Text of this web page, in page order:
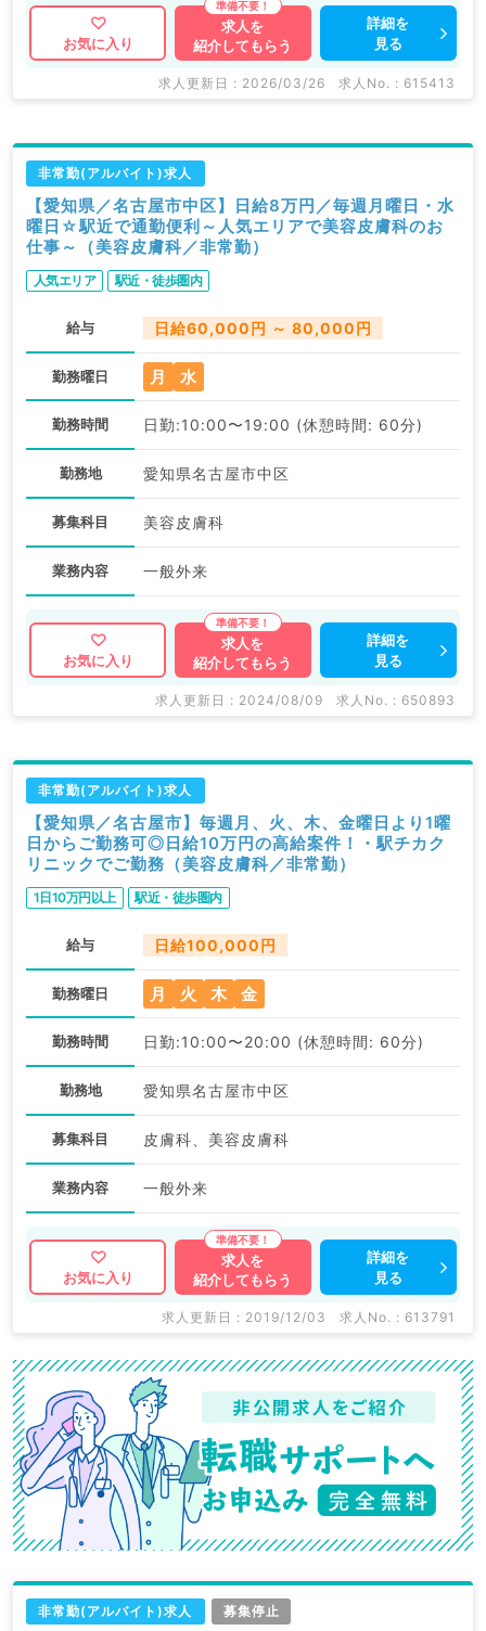
お気に入り
求人を
紹介してもらう
詳細を
見る
求人更新日 : 2026/03/26 求人No. : 615413
非常勤(アルバイト)求人
【愛知県／名古屋市中区】日給8万円／毎週月曜日・水
曜日☆駅近で通勤便利～人気エリアで美容皮膚科のお
仕事～（美容皮膚科／非常勤）
人気エリア 駅近・徒歩圏内
給与 日給60,000円 ～ 80,000円
勤務曜日 月 水
勤務時間 日勤:10:00〜19:00 (休憩時間: 60分)
勤務地 愛知県名古屋市中区
募集科目 美容皮膚科
業務内容 一般外来
お気に入り
求人を
紹介してもらう
詳細を
見る
求人更新日 : 2024/08/09 求人No. : 650893
非常勤(アルバイト)求人
【愛知県／名古屋市】毎週月、火、木、金曜日より1曜
日からご勤務可◎日給10万円の高給案件！・駅チカク
リニックでご勤務（美容皮膚科／非常勤）
1日10万円以上 駅近・徒歩圏内
給与 日給100,000円
勤務曜日 月 火 木 金
勤務時間 日勤:10:00〜20:00 (休憩時間: 60分)
勤務地 愛知県名古屋市中区
募集科目 皮膚科、美容皮膚科
業務内容 一般外来
お気に入り
求人を
紹介してもらう
詳細を
見る
求人更新日 : 2019/12/03 求人No. : 613791
非常勤(アルバイト)求人 募集停止